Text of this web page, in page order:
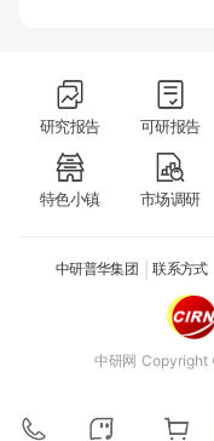
研究报告 可研报告
特色小镇 市场调研
中研普华集团 联系方式
中研网 Copyright